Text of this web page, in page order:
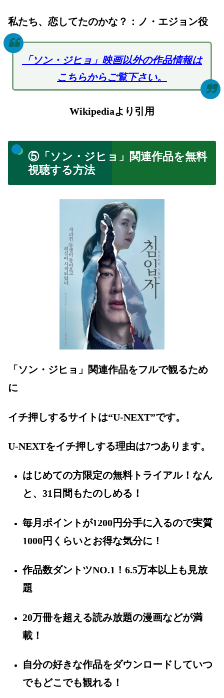
私たち、恋してたのかな？：ノ・エジョン役
「ソン・ジヒョ」映画以外の作品情報は
こちらからご覧下さい。
Wikipediaより引用
⑤「ソン・ジヒョ」関連作品を無料
視聴する方法
「ソン・ジヒョ」関連作品をフルで観るため
に
イチ押しするサイトは“U-NEXT”です。
U-NEXTをイチ押しする理由は7つあります。
はじめての方限定の無料トライアル！なん
と、31日間もたのしめる！
毎月ポイントが1200円分手に入るので実質
1000円くらいとお得な気分に！
作品数ダントツNO.1！6.5万本以上も見放
題
20万冊を超える読み放題の漫画などが満
載！
自分の好きな作品をダウンロードしていつ
でもどこでも観れる！